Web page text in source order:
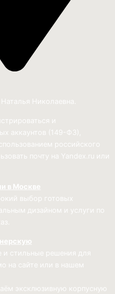
Николаевна.
и
аккаунтов (149-ФЗ),
российского
почту на Yandex.ru или
в Москве
выбор готовых
дизайном и услуги по
и стильные решения для
на сайте или в нашем
эксклюзивную корпусную